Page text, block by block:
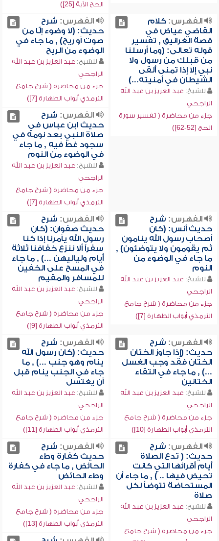
الحج الآية [25])
الفهرس:كلام
القاضي عياض في
قصة الغرانيق , تفسير
قوله تعالى: (وما أرسلنا
من قبلك من رسول ولا
نبي إلا إذا تمنى ألقى
الشيطان في أمنيته...)
للشيخ: عبد العزيز بن عبد الله
الراجحي
جزء من محاضرة ( تفسير سورة
الحج [52-62])
الفهرس: شرح
حديث: (لا وضوء إلّا من
صوت أو ريح) , ما جاء في
الوضوء من الريح
للشيخ: عبد العزيز بن عبد الله
الراجحي
جزء من محاضرة ( شرح جامع
الترمذي أبواب الطهارة [7])
الفهرس: شرح
حديث ابن عباس في
صلاة النبي بعد نومه في
سجود غط فيه , ما جاء
في الوضوء من النوم
للشيخ: عبد العزيز بن عبد الله
الراجحي
جزء من محاضرة ( شرح جامع
الترمذي أبواب الطهارة [7])
الفهرس: شرح
حديث أنس: (كان
أصحاب رسول الله ينامون
ثم يقومون ولا يتوضئون) ,
ما جاء في الوضوء من
النوم
للشيخ: عبد العزيز بن عبد الله
الراجحي
جزء من محاضرة ( شرح جامع
الترمذي أبواب الطهارة [7])
الفهرس: شرح
حديث صفوان: (كان
رسول الله يأمرنا إذا كنا
سفراً ألا ننزع خفافنا ثلاثة
أيام ولياليهن ...) , ما جاء
في المسح على الخفين
للمسافر والمقيم
للشيخ: عبد العزيز بن عبد الله
الراجحي
جزء من محاضرة ( شرح جامع
الترمذي أبواب الطهارة [9])
الفهرس: شرح
حديث: (إذا جاوز الختان
الختان فقد وجب الغسل
...) , ما جاء في التقاء
الختانين
للشيخ: عبد العزيز بن عبد الله
الراجحي
جزء من محاضرة ( شرح جامع
الترمذي أبواب الطهارة [10])
الفهرس: شرح
حديث: (كان رسول الله
ينام وهو جنب ...) , ما
جاء في الجنب ينام قبل
أن يغتسل
للشيخ: عبد العزيز بن عبد الله
الراجحي
جزء من محاضرة ( شرح جامع
الترمذي أبواب الطهارة [11])
الفهرس: شرح
حديث: ( تدع الصلاة
أيام أقرائها التي كانت
تحيض فيها .. ) , ما جاء أن
المستحاضة تتوضأ لكل
صلاة
للشيخ: عبد العزيز بن عبد الله
الراجحي
جزء من محاضرة ( شرح جامع
الفهرس: شرح
حديث كفارة وطء
الحائض , ما جاء في كفارة
وطء الحائض
للشيخ: عبد العزيز بن عبد الله
الراجحي
جزء من محاضرة ( شرح جامع
الترمذي أبواب الطهارة [13])